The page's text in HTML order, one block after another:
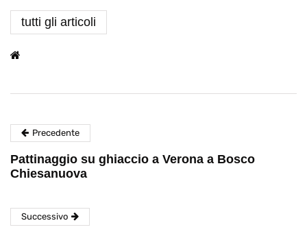
tutti gli articoli
Precedente
Pattinaggio su ghiaccio a Verona a Bosco
Chiesanuova
Successivo